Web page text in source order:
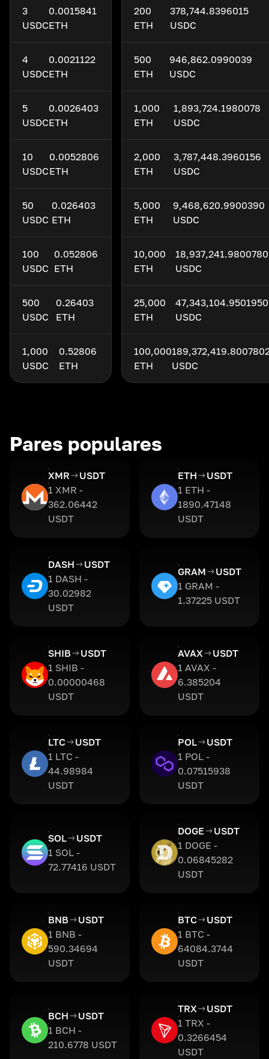
3
USDC
0.0015841
ETH
4
USDC
0.0021122
ETH
5
USDC
0.0026403
ETH
10
USDC
0.0052806
ETH
50
USDC
0.026403
ETH
100
USDC
0.052806
ETH
500
USDC
0.26403
ETH
1,000
USDC
0.52806
ETH
200
ETH
378,744.8396015
USDC
500
ETH
946,862.0990039
USDC
1,000
ETH
1,893,724.1980078
USDC
2,000
ETH
3,787,448.3960156
USDC
5,000
ETH
9,468,620.9900390
USDC
10,000
ETH
18,937,241.9800780
USDC
25,000
ETH
47,343,104.9501950
USDC
100,000
ETH
USDC
Pares populares
XMR
USDT
1 XMR -
362.06442
USDT
ETH
USDT
1 ETH -
1890.47148
USDT
DASH
USDT
1 DASH -
30.02982
USDT
GRAM
USDT
1 GRAM -
1.37225 USDT
SHIB
USDT
1 SHIB -
0.00000468
USDT
AVAX
USDT
1 AVAX -
6.385204
USDT
LTC
USDT
1 LTC -
44.98984
USDT
POL
USDT
1 POL -
0.07515938
USDT
SOL
USDT
1 SOL -
72.77416 USDT
DOGE
USDT
1 DOGE -
0.06845282
USDT
BNB
USDT
1 BNB -
590.34694
USDT
BTC
USDT
1 BTC -
64084.3744
USDT
BCH
USDT
1 BCH -
210.6778 USDT
TRX
USDT
1 TRX -
0.3266454
USDT